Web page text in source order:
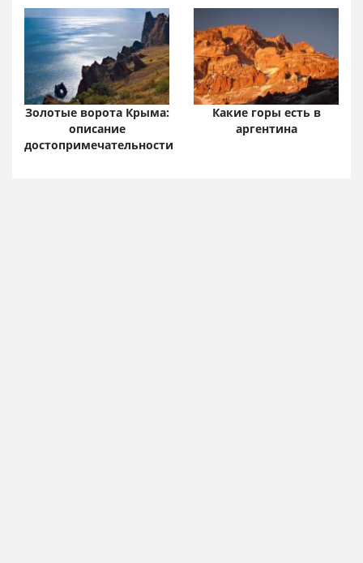
Золотые ворота Крыма:
описание
достопримечательности
Какие горы есть в
аргентина